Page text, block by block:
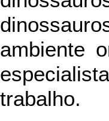
ambiente
trabalho.